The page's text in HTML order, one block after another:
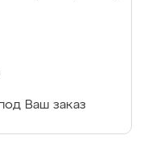
Ваш заказ